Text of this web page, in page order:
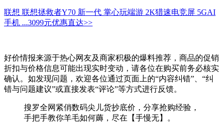
联想 联想拯救者Y70 新一代 掌心玩端游 2K猎速电竞屏 5GAI
手机 ...3099元优惠直达>>
好价情报来源于热心网友及商家积极的爆料推荐，商品的促销
折扣与价格信息可能出现实时变动，请各位在购买前务必核实
确认。如发现问题，欢迎各位通过页面上的“内容纠错”、“纠
错与问题建议”或直接发表“评论”等方式进行反馈。
搜罗全网紧俏数码尖儿货抄底价，分享抢购经验，
手把手教你羊毛如何薅，尽在【手慢无】。